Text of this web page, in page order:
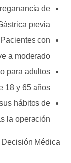
de
previa.
Pacientes con
a moderado.
para adultos
18 y 65 años.
hábitos de
la operación.
Decisión Médica: